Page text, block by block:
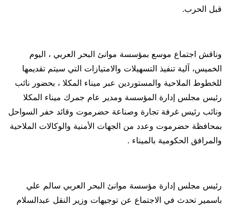
قبل الحرب.
وناقش اجتماع موسع بمؤسسة موانئ البحر العربي ، اليوم
الخميس، آلية تنفيذ التسهيلات والامتيازات التي سيتم تقديمها
للخطوط الملاحية والمستوردين عبر ميناء المكلا ، بحضور نائب
رئيس مجلس إدارة المؤسسة ومدير عام جمرك ميناء المكلا
ونائب رئيس غرفة تجارة وصناعة حضرموت وقائد خفر السواحل
بمحافظة حضرموت وعدد من الجهات الأمنية والوكالات الملاحية
والمرافق الحكومية بالميناء .
رئيس مجلس إدارة مؤسسة موانئ البحر العربي سالم علي
باسمير تحدث في الاجتماع عن توجيهات وزير النقل عبدالسلام